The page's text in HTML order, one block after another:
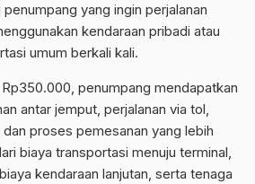
yang ingin perjalanan
kendaraan pribadi atau
umum berkali kali.
penumpang mendapatkan
antar jemput, perjalanan via tol,
proses pemesanan yang lebih
biaya transportasi menuju terminal,
kendaraan lanjutan, serta tenaga